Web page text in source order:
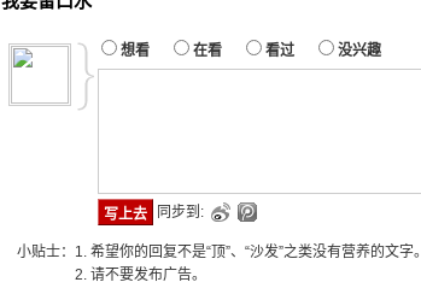
想看 在看 看过 没兴趣
同步到:
小贴士： 1. 希望你的回复不是“顶”、“沙发”之类没有营养的文字。
2. 请不要发布广告。